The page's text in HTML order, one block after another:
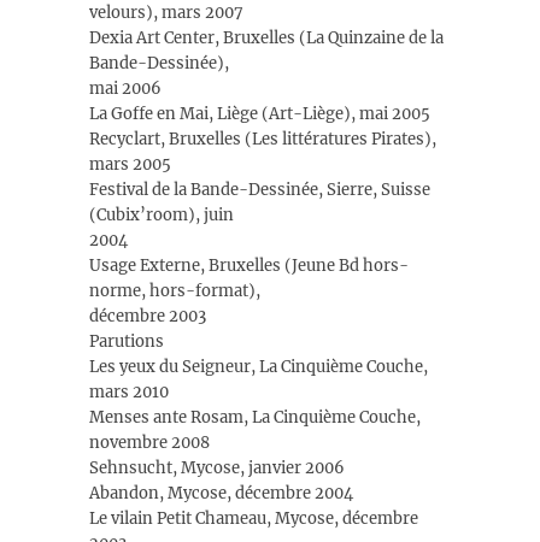
velours), mars 2007
Dexia Art Center, Bruxelles (La Quinzaine de la
Bande-Dessinée),
mai 2006
La Goffe en Mai, Liège (Art-Liège), mai 2005
Recyclart, Bruxelles (Les littératures Pirates),
mars 2005
Festival de la Bande-Dessinée, Sierre, Suisse
(Cubix’room), juin
2004
Usage Externe, Bruxelles (Jeune Bd hors-
norme, hors-format),
décembre 2003
Parutions
Les yeux du Seigneur, La Cinquième Couche,
mars 2010
Menses ante Rosam, La Cinquième Couche,
novembre 2008
Sehnsucht, Mycose, janvier 2006
Abandon, Mycose, décembre 2004
Le vilain Petit Chameau, Mycose, décembre